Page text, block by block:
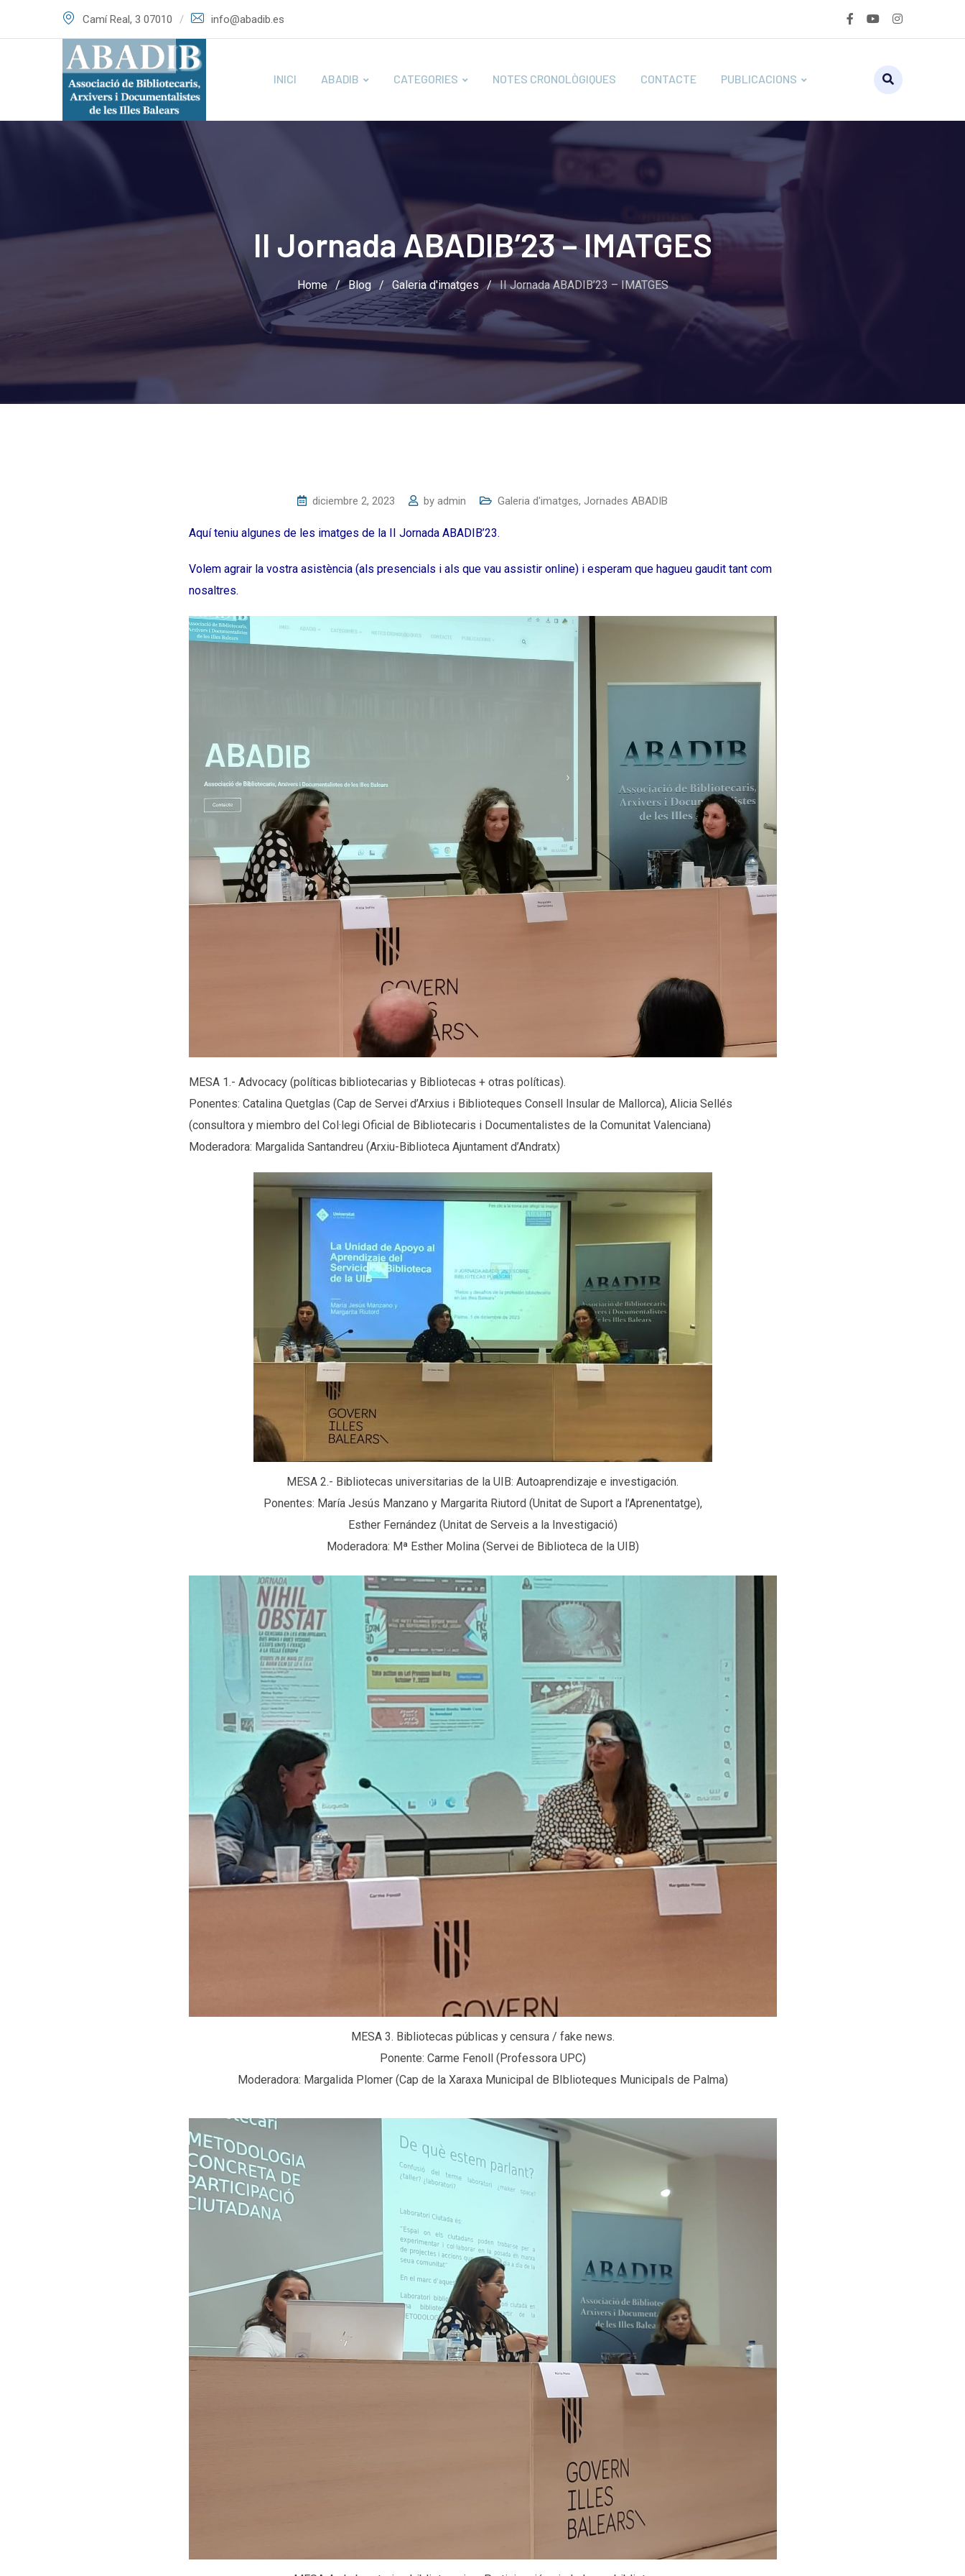
Camí Real, 3 07010 info@abadib.es
INICI ABADIB CATEGORIES NOTES CRONOLÒGIQUES CONTACTE PUBLICACIONS
II Jornada ABADIB’23 – IMATGES
Home / Blog / Galeria d'imatges / II Jornada ABADIB’23 – IMATGES
diciembre 2, 2023 by admin Galeria d'imatges, Jornades ABADIB
Aquí teniu algunes de les imatges de la II Jornada ABADIB’23.
Volem agrair la vostra asistència (als presencials i als que vau assistir online) i esperam que hagueu gaudit tant com
nosaltres.
MESA 1.- Advocacy (políticas bibliotecarias y Bibliotecas + otras políticas).
Ponentes: Catalina Quetglas (Cap de Servei d’Arxius i Biblioteques Consell Insular de Mallorca), Alicia Sellés
(consultora y miembro del Col·legi Oficial de Bibliotecaris i Documentalistes de la Comunitat Valenciana)
Moderadora: Margalida Santandreu (Arxiu-Biblioteca Ajuntament d’Andratx)
MESA 2.- Bibliotecas universitarias de la UIB: Autoaprendizaje e investigación.
Ponentes: María Jesús Manzano y Margarita Riutord (Unitat de Suport a l’Aprenentatge),
Esther Fernández (Unitat de Serveis a la Investigació)
Moderadora: Mª Esther Molina (Servei de Biblioteca de la UIB)
MESA 3. Bibliotecas públicas y censura / fake news.
Ponente: Carme Fenoll (Professora UPC)
Moderadora: Margalida Plomer (Cap de la Xaraxa Municipal de BIblioteques Municipals de Palma)